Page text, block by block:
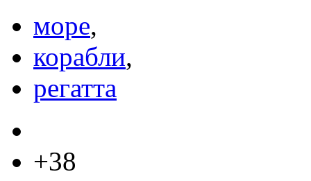
море,
корабли,
регатта
+38